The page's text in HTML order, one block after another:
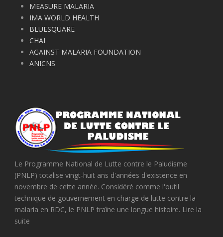
MEASURE MALARIA
IMA WORLD HEALTH
BLUESQUARE
CHAI
AGAINST MALARIA FOUNDATION
ANICNS
Le Programme National de Lutte contre le Paludisme
(PNLP) totalise vingt-huit ans d'années d'existence en
novembre de cette année. Considéré comme l'outil
technique de gouvernement en charge de lutte contre la
malaria en RDC, le PNLP traîne une longue histoire. Lire la
suite